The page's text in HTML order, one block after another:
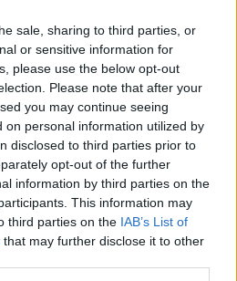
sale, sharing to third parties, or
or sensitive information for
please use the below opt-out
Please note that after your
you may continue seeing
on personal information utilized by
disclosed to third parties prior to
opt-out of the further
information by third parties on the
This information may
third parties on the IAB’s List of
that may further disclose it to other
kolor!